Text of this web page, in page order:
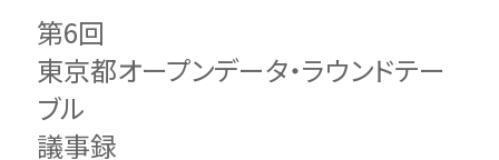
第6回
東京都オープンデータ・ラウンドテー
ブル
議事録